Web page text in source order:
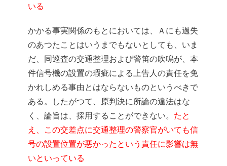
いる
かかる事実関係のもとにおいては、Ａにも過失
のあつたことはいうまでもないとしても、いま
だ、同巡査の交通整理および警笛の吹鳴が、本
件信号機の設置の瑕疵による上告人の責任を免
かれしめる事由とはならないものというべきで
ある。したがつて、原判決に所論の違法はな
く、論旨は、採用することができない。 たと
え、この交差点に交通整理の警察官がいても信
号の設置位置が悪かったという責任に影響は無
いといっている